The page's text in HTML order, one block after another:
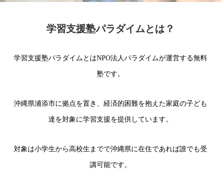
学習支援塾パラダイムとは？
学習支援塾パラダイムとはNPO法人パラダイムが運営する無料
塾です。
沖縄県浦添市に拠点を置き、経済的困難を抱えた家庭の子ども
達を対象に学習支援を提供しています。
対象は小学生から高校生までで沖縄県に在住であれば誰でも受
講可能です。